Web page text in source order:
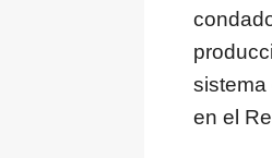
sistema
en el